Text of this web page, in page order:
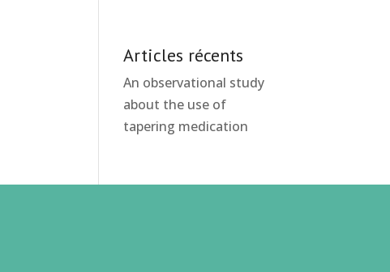
Articles récents
An observational study
about the use of
tapering medication